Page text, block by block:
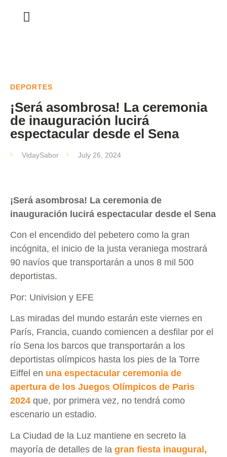
DEPORTES
¡Será asombrosa! La ceremonia
de inauguración lucirá
espectacular desde el Sena
VidaySabor July 26, 2024
¡Será asombrosa! La ceremonia de
inauguración lucirá espectacular desde el Sena
Con el encendido del pebetero como la gran
incógnita, el inicio de la justa veraniega mostrará
90 navíos que transportarán a unos 8 mil 500
deportistas.
Por: Univision y EFE
Las miradas del mundo estarán este viernes en
París, Francia, cuando comiencen a desfilar por el
río Sena los barcos que transportarán a los
deportistas olímpicos hasta los pies de la Torre
Eiffel en una espectacular ceremonia de
apertura de los Juegos Olímpicos de Paris
2024 que, por primera vez, no tendrá como
escenario un estadio.
La Ciudad de la Luz mantiene en secreto la
mayoría de detalles de la gran fiesta inaugural,